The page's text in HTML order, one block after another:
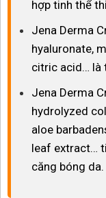
hợp tinh thể
Jena Derma
hyaluronate,
citric acid… là
Jena Derma
hydrolyzed
aloe
leaf extract…
căng bóng da.